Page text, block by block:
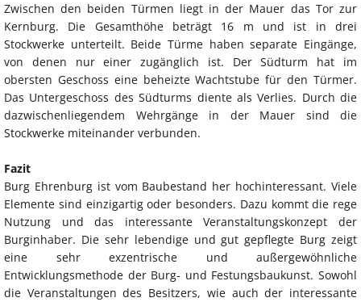
Zwischen den beiden Türmen liegt in der Mauer das Tor zur
Kernburg. Die Gesamthöhe beträgt 16 m und ist in drei
Stockwerke unterteilt. Beide Türme haben separate Eingänge,
von denen nur einer zugänglich ist. Der Südturm hat im
obersten Geschoss eine beheizte Wachtstube für den Türmer.
Das Untergeschoss des Südturms diente als Verlies. Durch die
dazwischenliegendem Wehrgänge in der Mauer sind die
Stockwerke miteinander verbunden.
Fazit
Burg Ehrenburg ist vom Baubestand her hochinteressant. Viele
Elemente sind einzigartig oder besonders. Dazu kommt die rege
Nutzung und das interessante Veranstaltungskonzept der
Burginhaber. Die sehr lebendige und gut gepflegte Burg zeigt
eine sehr exzentrische und außergewöhnliche
Entwicklungsmethode der Burg- und Festungsbaukunst. Sowohl
die Veranstaltungen des Besitzers, wie auch der interessante